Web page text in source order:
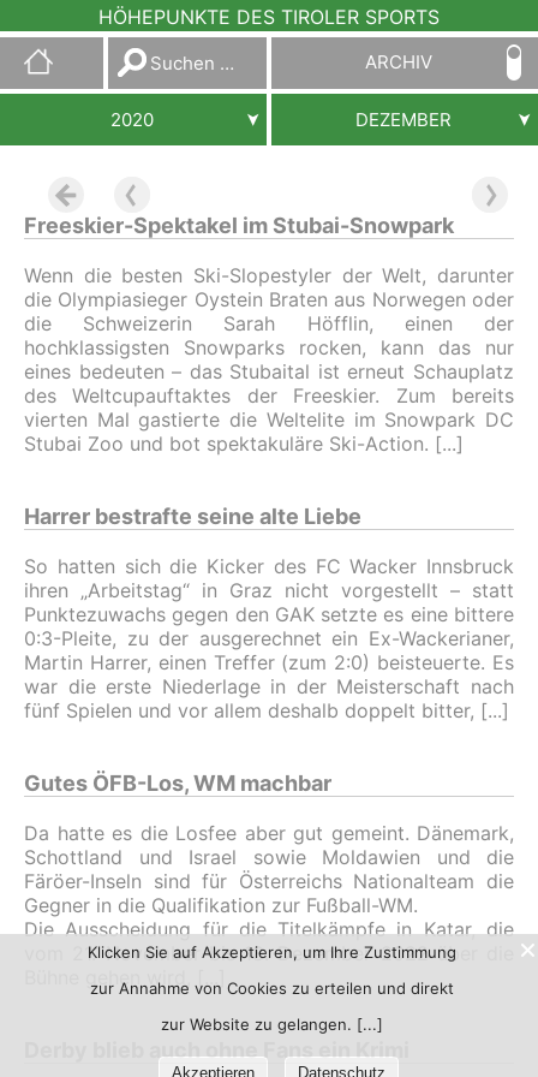
HÖHEPUNKTE DES TIROLER SPORTS
Suchen
nach:
ARCHIV
2020 DEZEMBER
Freeskier-Spektakel im Stubai-Snowpark
Wenn die besten Ski-Slopestyler der Welt, darunter
die Olympiasieger Oystein Braten aus Norwegen oder
die Schweizerin Sarah Höfflin, einen der
hochklassigsten Snowparks rocken, kann das nur
eines bedeuten – das Stubaital ist erneut Schauplatz
des Weltcupauftaktes der Freeskier. Zum bereits
vierten Mal gastierte die Weltelite im Snowpark DC
Stubai Zoo und bot spektakuläre Ski-Action.
Harrer bestrafte seine alte Liebe
So hatten sich die Kicker des FC Wacker Innsbruck
ihren „Arbeitstag“ in Graz nicht vorgestellt – statt
Punktezuwachs gegen den GAK setzte es eine bittere
0:3-Pleite, zu der ausgerechnet ein Ex-Wackerianer,
Martin Harrer, einen Treffer (zum 2:0) beisteuerte. Es
war die erste Niederlage in der Meisterschaft nach
fünf Spielen und vor allem deshalb doppelt bitter,
Gutes ÖFB-Los, WM machbar
Da hatte es die Losfee aber gut gemeint. Dänemark,
Schottland und Israel sowie Moldawien und die
Färöer-Inseln sind für Österreichs Nationalteam die
Gegner in die Qualifikation zur Fußball-WM.
Die Ausscheidung für die Titelkämpfe in Katar, die
vom 21. November bis 18. Dezember 2022 über die
Bühne gehen wird,
Klicken Sie auf Akzeptieren, um Ihre Zustimmung
zur Annahme von Cookies zu erteilen und direkt
zur Website zu gelangen.
Akzeptieren Datenschutz